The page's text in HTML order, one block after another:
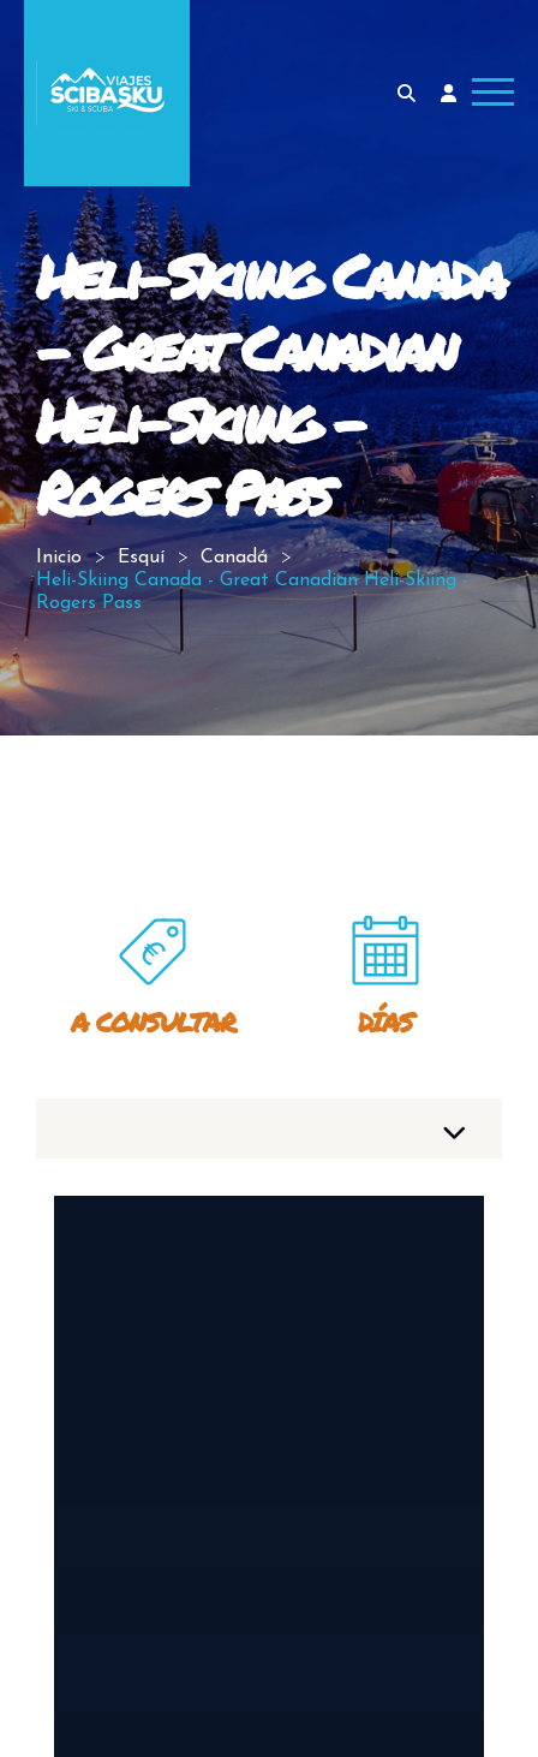
Heli-Skiing Canada
- Great Canadian
Heli-Skiing -
Rogers Pass
Inicio Esquí
Canadá
Heli-Skiing Canada - Great Canadian Heli-Skiing -
Rogers Pass
A CONSULTAR DÍAS